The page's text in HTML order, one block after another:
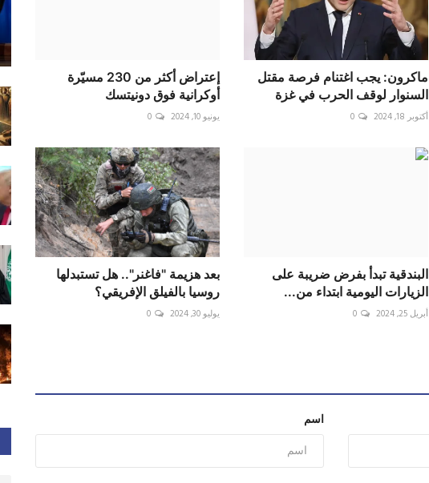
ماكرون: يجب اغتنام فرصة مقتل
السنوار لوقف الحرب في غزة
أكتوبر 18, 2024 0
إعتراض أكثر من 230 مسيّرة
أوكرانية فوق دونيتسك
يونيو 10, 2024 0
البندقية تبدأ بفرض ضريبة على
الزيارات اليومية ابتداء من...
أبريل 25, 2024 0
بعد هزيمة "فاغنر".. هل تستبدلها
روسيا بالفيلق الإفريقي؟
يوليو 30, 2024 0
اسم